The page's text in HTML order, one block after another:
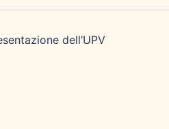
dell’UPV